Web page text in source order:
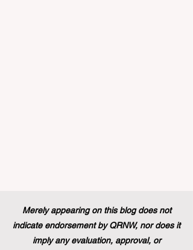
Merely appearing on this blog does not
indicate endorsement by QRNW, nor does it
imply any evaluation, approval, or